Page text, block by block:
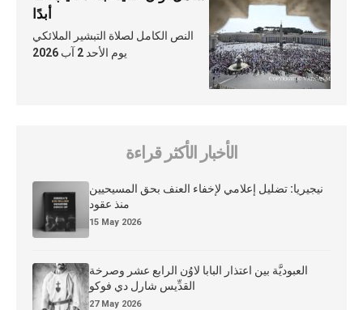
أبدًا
النص الكامل لصلاة التبشير الملائكي
يوم الأحد 2 آب 2026
الأخبار الأكثر قراءة
نيجيريا: تضليل إعلامي لإخفاء العنف بحق المسيحيين
منذ عقود
15 May 2026
العبوديَّة بين اعتذار البابا لاوُن الرابع عشر وصرخة
القدِّيس شارل دي فوكو
27 May 2026